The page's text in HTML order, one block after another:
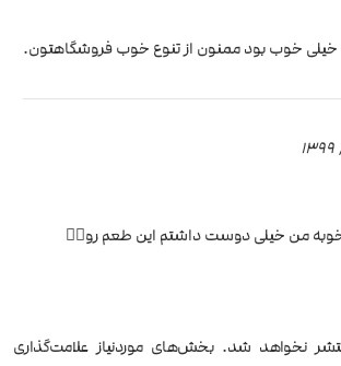
من خیلی دوست داشتم این طعم رو👌🏻
نخواهد شد. بخش‌های موردنیاز علامت‌گذاری